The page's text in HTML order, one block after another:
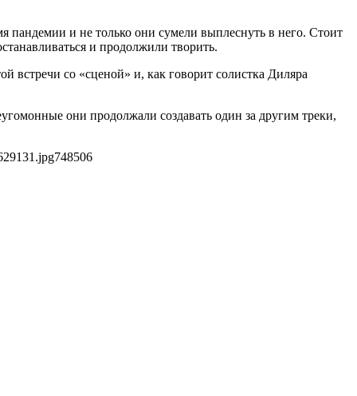
и не только они сумели выплеснуть в него. Стоит
и продолжили творить.
встречи со «сценой» и, как говорит солистка Диляра
они продолжали создавать один за другим треки,
748506